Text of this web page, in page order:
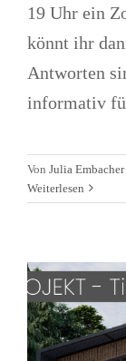
19 Uhr ein
könnt ihr
Antworten
informativ
Von Julia Embacher
Weiterlesen